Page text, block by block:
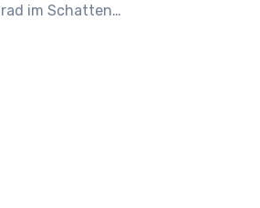
im Schatten…